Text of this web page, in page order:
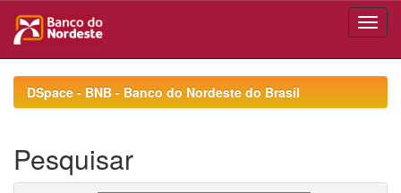
navigationDSpace - BNB - Banco do Nordeste do Brasil
Pesquisar